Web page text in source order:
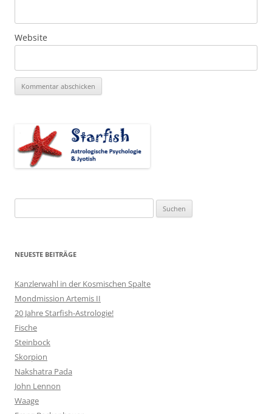
Website
nach:
NEUESTE BEITRÄGE
Kanzlerwahl in der Kosmischen Spalte
Mondmission Artemis II
20 Jahre Starfish-Astrologie!
Fische
Steinbock
Skorpion
Nakshatra Pada
John Lennon
Waage